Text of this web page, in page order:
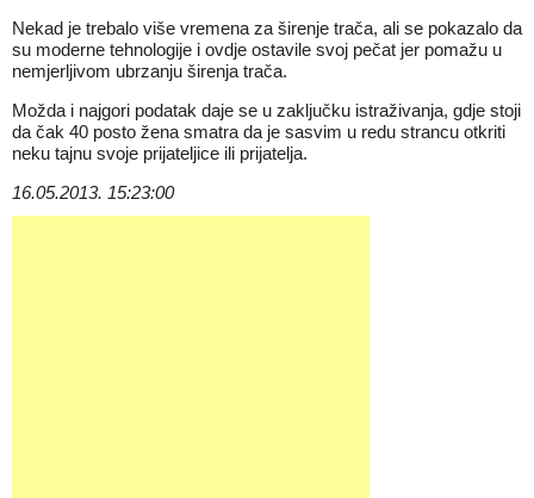
Nekad je trebalo više vremena za širenje trača, ali se pokazalo da
su moderne tehnologije i ovdje ostavile svoj pečat jer pomažu u
nemjerljivom ubrzanju širenja trača.
Možda i najgori podatak daje se u zaključku istraživanja, gdje stoji
da čak 40 posto žena smatra da je sasvim u redu strancu otkriti
neku tajnu svoje prijateljice ili prijatelja.
16.05.2013. 15:23:00